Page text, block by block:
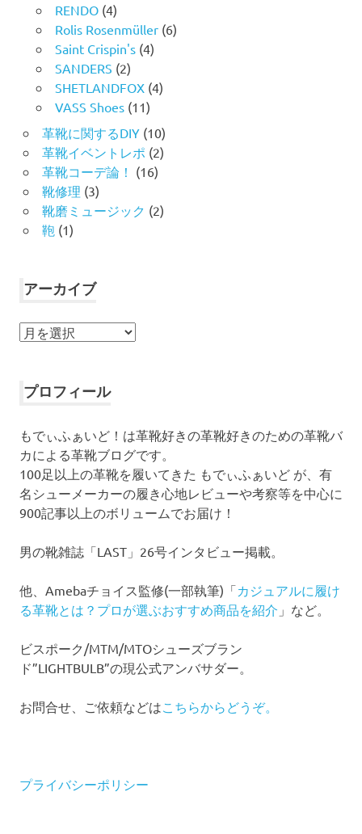
RENDO(4)
Rolis Rosenmüller(6)
Saint Crispin's(4)
SANDERS (2)
SHETLANDFOX(4)
VASS Shoes(11)
革靴に関するDIY(10)
革靴イベントレポ (2)
革靴コーデ論！ (16)
靴修理 (3)
靴磨ミュージック (2)
鞄 (1)
アーカイブ
ア
イ
プロフィール
もでぃふぁいど！は革靴好きの革靴好きのための革靴バ
カによる革靴ブログです。
100足以上の革靴を履いてきた もでぃふぁいど が、有
名シューメーカーの履き心地レビューや考察等を中心に
900記事以上のボリュームでお届け！
男の靴雑誌「LAST」26号インタビュー掲載。
他、Amebaチョイス監修(一部執筆)「カジュアルに履け
る革靴とは？プロが選ぶおすすめ商品を紹介 」など。
ビスポーク/MTM/MTOシューズブラン
ド”LIGHTBULB”の現公式アンバサダー。
お問合せ、ご依頼などは こちらからどうぞ。
プライバシーポリシー